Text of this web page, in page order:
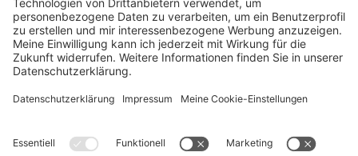
Wiki
Standortanalyse
Beschwerde